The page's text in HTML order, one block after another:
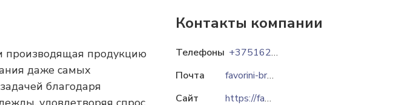
производящая продукцию
даже самых
благодаря
Контакты компании
Телефоны
+375162538989
Почта
favorini-brest@mail.ru
Сайт
https://favorini.ru